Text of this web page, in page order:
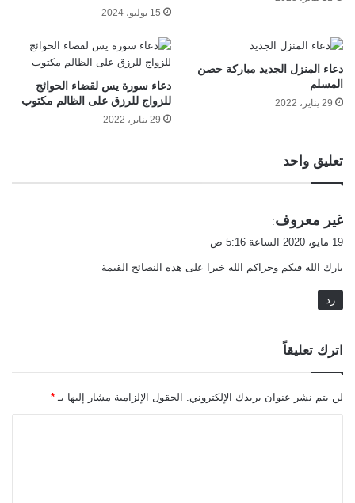
15 يوليو، 2024
دعاء المنزل الجديد مباركة حصن
المسلم
29 يناير، 2022
دعاء سورة يس لقضاء الحوائج
للزواج للرزق على الظالم مكتوب
29 يناير، 2022
تعليق واحد
ي
ل
غير معروف:
19 مايو، 2020 الساعة 5:16 ص
بارك الله فيكم وجزاكم الله خيرا على هذه النصائح القيمة
رد
اترك تعليقاً
لن يتم نشر عنوان بريدك الإلكتروني. الحقول الإلزامية مشار إليها بـ *